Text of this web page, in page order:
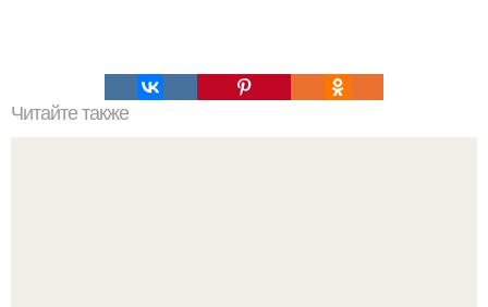
Читайте также